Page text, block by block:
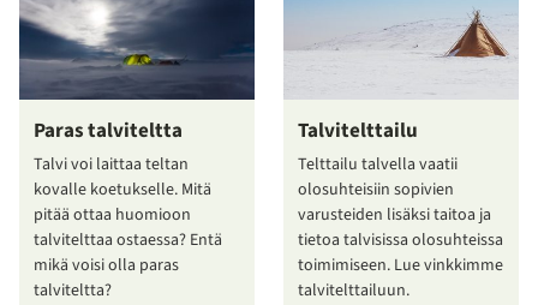
Paras talviteltta
Talvi voi laittaa teltan
kovalle koetukselle. Mitä
pitää ottaa huomioon
talvitelttaa ostaessa? Entä
mikä voisi olla paras
talviteltta?
Talvitelttailu
Telttailu talvella vaatii
olosuhteisiin sopivien
varusteiden lisäksi taitoa ja
tietoa talvisissa olosuhteissa
toimimiseen. Lue vinkkimme
talvitelttailuun.